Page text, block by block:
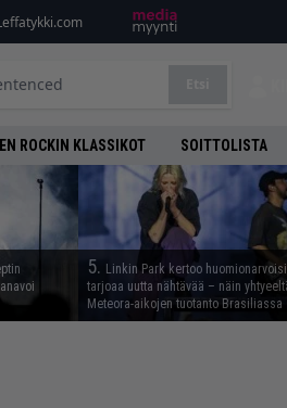
ROCKIN KLASSIKOT SOITTOLISTA
5. Linkin Park kertoo
tarjoaa uutta nähtävää – näin
Meteora-aikojen tuotanto Brasiliassa